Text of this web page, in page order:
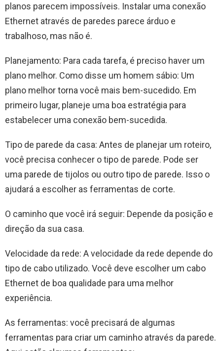
planos parecem impossíveis. Instalar uma conexão
Ethernet através de paredes parece árduo e
trabalhoso, mas não é.
Planejamento: Para cada tarefa, é preciso haver um
plano melhor. Como disse um homem sábio: Um
plano melhor torna você mais bem-sucedido. Em
primeiro lugar, planeje uma boa estratégia para
estabelecer uma conexão bem-sucedida.
Tipo de parede da casa: Antes de planejar um roteiro,
você precisa conhecer o tipo de parede. Pode ser
uma parede de tijolos ou outro tipo de parede. Isso o
ajudará a escolher as ferramentas de corte.
O caminho que você irá seguir: Depende da posição e
direção da sua casa.
Velocidade da rede: A velocidade da rede depende do
tipo de cabo utilizado. Você deve escolher um cabo
Ethernet de boa qualidade para uma melhor
experiência.
As ferramentas: você precisará de algumas
ferramentas para criar um caminho através da parede.